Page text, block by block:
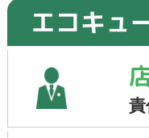
エコキュ